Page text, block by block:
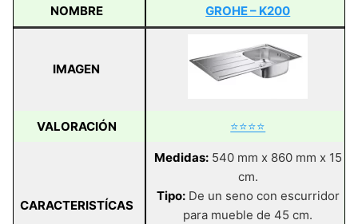
NOMBRE GROHE – K200
IMAGEN
VALORACIÓN ⭐⭐⭐⭐
CARACTERISTÍCAS
Medidas:540 mm x 860 mm x 15
cm.
Tipo:De un seno con escurridor
para mueble de 45 cm.